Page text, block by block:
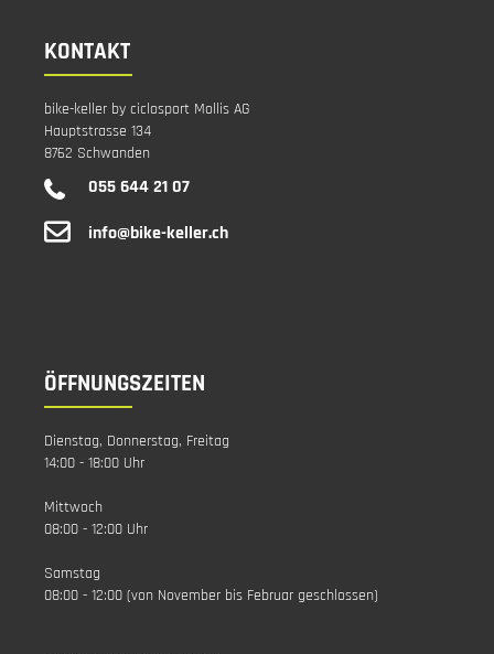
KONTAKT
bike-keller by ciclosport Mollis AG
Hauptstrasse 134
8762 Schwanden
055 644 21 07
info@bike-keller.ch
ÖFFNUNGSZEITEN
Dienstag, Donnerstag, Freitag
14:00 - 18:00 Uhr
Mittwoch
08:00 - 12:00 Uhr
Samstag
08:00 - 12:00 (von November bis Februar geschlossen)